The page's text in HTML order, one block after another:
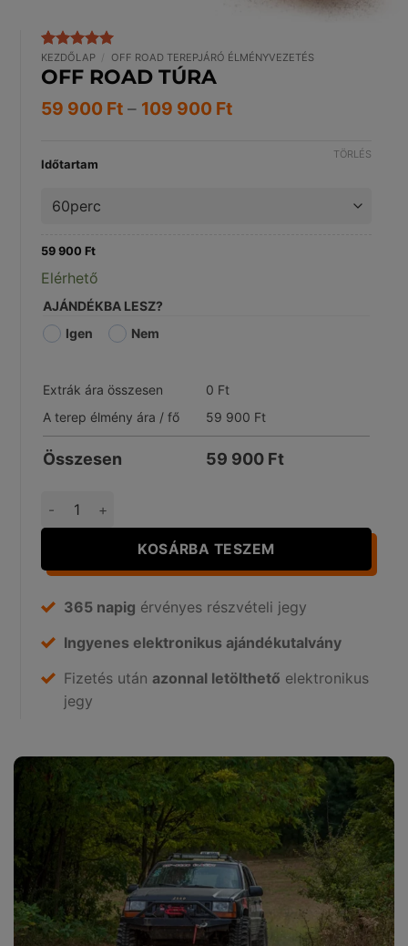
Értékelés 5
az 5-ből,
2
értékelés
alapján
KEZDŐLAP / OFF ROAD TEREPJÁRÓ ÉLMÉNYVEZETÉS
OFF ROAD TÚRA
59 900 Ft – 109 900 FtÁrtartomány:
Időtartam
TÖRLÉS
59 900 Ft
Elérhető
AJÁNDÉKBA LESZ?
Igen
Nem
Extrák ára összesen 0 Ft
A terep élmény ára / fő
59 900 Ft
Összesen 59 900 Ft
Off Road Túra mennyiség
KOSÁRBA TESZEM
365 napig érvényes részvételi jegy
Ingyenes elektronikus ajándékutalvány
Fizetés után azonnal letölthető elektronikus
jegy